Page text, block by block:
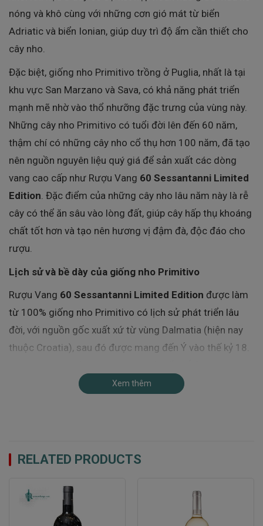
nóng và khô cùng với những cơn gió mát từ biển
Adriatic và biển Ionian, giúp duy trì độ ẩm cần thiết cho
cây nho.
Đặc biệt, giống nho Primitivo trồng ở Puglia, nhất là tại
khu vực San Marzano và Sava, có khả năng phát triển
mạnh mẽ nhờ vào thổ nhưỡng đặc trưng của vùng này.
Những cây nho Primitivo có tuổi đời lên đến 60 năm,
thậm chí có những cây nho cổ thụ hơn 100 năm, đã tạo
nên nguồn nguyên liệu quý giá để sản xuất các dòng
vang cao cấp như Rượu Vang 60 Sessantanni Limited
Edition. Đặc điểm của những cây nho lâu năm này là rễ
cây có thể ăn sâu vào lòng đất, giúp cây hấp thụ khoáng
chất tốt hơn và tạo nên hương vị đậm đà, độc đáo cho
rượu.
Lịch sử và bề dày của giống nho Primitivo
Rượu Vang 60 Sessantanni Limited Edition được làm
từ 100% giống nho Primitivo có lịch sử phát triển lâu
đời, với nguồn gốc xuất xứ từ vùng Dalmatia (hiện nay
thuộc Croatia), sau đó được mang đến Ý vào thế kỷ 18.
có nghĩa là “chín sớm”, vì đây là giống nho có thời gian
có thời tiết khô hạn.
được trồng rộng rãi ở Mỹ (nơi nó được biết đến với tên
gọi Zinfandel), Úc, Nam Phi và một số quốc gia khác.
Xem thêm
RELATED PRODUCTS